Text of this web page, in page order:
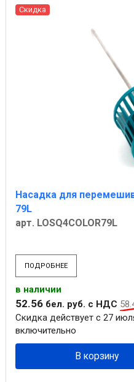
Скидка
Насадка для
79L
арт. LOSQ4COLOR79L
ПОДРОБНЕЕ
в наличии
52.56 бел. руб. с НДС 58.
Скидка действует с 27
включительно
В корзину